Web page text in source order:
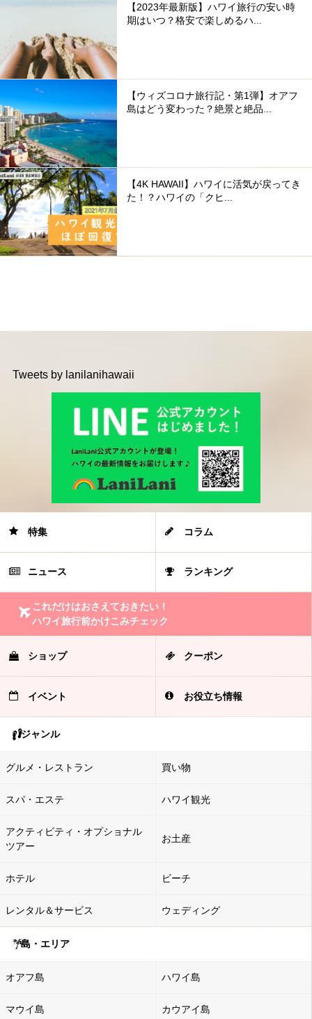
【2023年最新版】ハワイ旅行の安い時
期はいつ？格安で楽しめるハ...
【ウィズコロナ旅行記・第1弾】オアフ
島はどう変わった？絶景と絶品...
【4K HAWAII】ハワイに活気が戻ってき
た！？ハワイの「クヒ...
Tweets by lanilanihawaii
特集 コラム
ニュース ランキング
これだけはおさえておきたい！
ハワイ旅行前かけこみチェック
ショップ クーポン
イベント お役立ち情報
ジャンル
グルメ・レストラン 買い物
スパ・エステ ハワイ観光
アクティビティ・オプショナル
ツアー
お土産
ホテル ビーチ
レンタル＆サービス ウェディング
島・エリア
オアフ島 ハワイ島
マウイ島 カウアイ島